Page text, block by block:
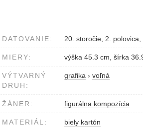
DATOVANIE: 20. storočie, 2. polovica,
MIERY: výška 45.3 cm, šírka
VÝTVARNÝ
DRUH:
grafika › voľná
ŽÁNER: figurálna kompozícia
MATERIÁL: biely kartón